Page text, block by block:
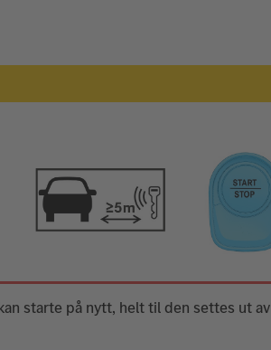
starte på nytt, helt til den settes ut av